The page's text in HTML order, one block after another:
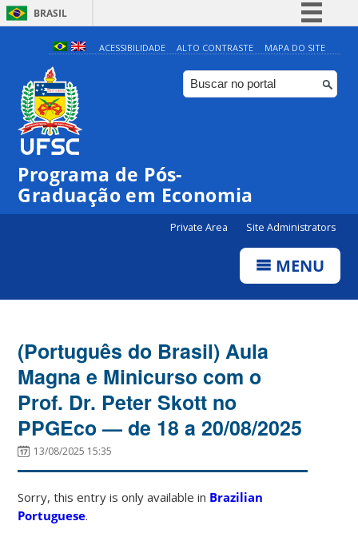
BRASIL
Simplifique!
Comunica BR
Participe
ACESSIBILIDADE ALTO CONTRASTE MAPA DO SITE
Programa de Pós-
Graduação em Economia
Private Area Site Administrators
MENU
(Português do Brasil) Aula
Magna e Minicurso com o
Prof. Dr. Peter Skott no
PPGEco — de 18 a 20/08/2025
13/08/2025 15:35
Sorry, this entry is only available in Brazilian
Portuguese.